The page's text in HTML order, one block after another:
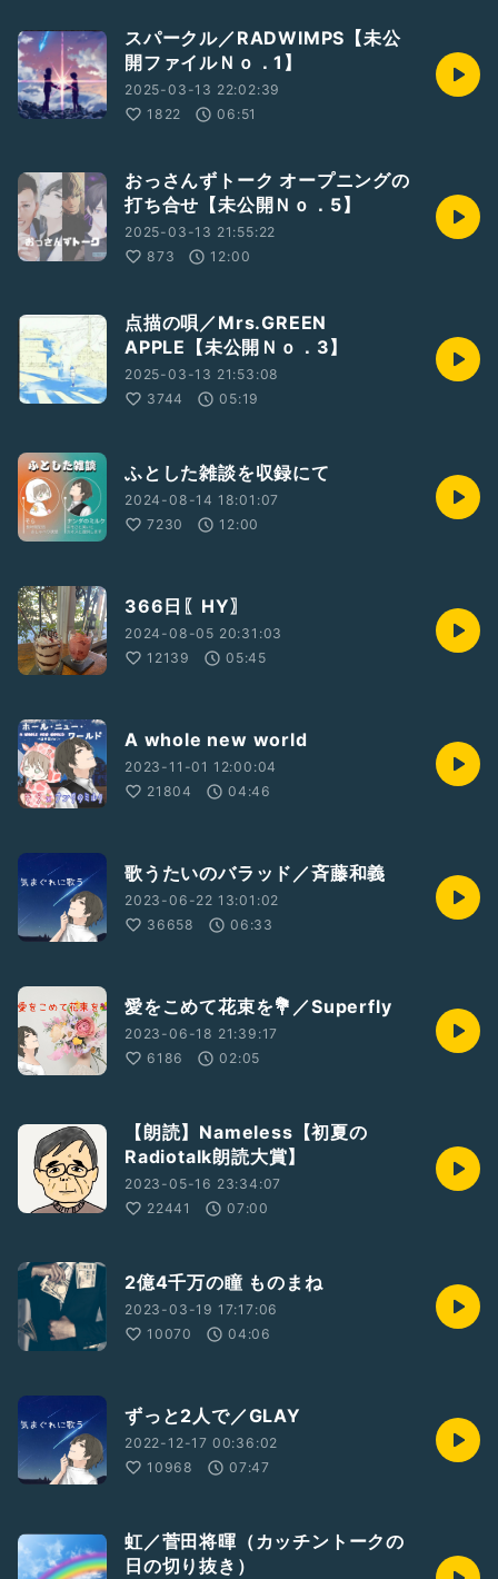
スパークル／RADWIMPS【未公
開ファイルＮｏ．1】
2025-03-13 22:02:39
1822
06:51
おっさんずトーク オープニングの
打ち合せ【未公開Ｎｏ．5】
2025-03-13 21:55:22
873
12:00
点描の唄／Mrs.GREEN
APPLE【未公開Ｎｏ．3】
2025-03-13 21:53:08
3744
05:19
ふとした雑談を収録にて
2024-08-14 18:01:07
7230
12:00
366日〖HY〗
2024-08-05 20:31:03
12139
05:45
A whole new world
2023-11-01 12:00:04
21804
04:46
歌うたいのバラッド／斉藤和義
2023-06-22 13:01:02
36658
06:33
愛をこめて花束を💐／Superfly
2023-06-18 21:39:17
6186
02:05
【朗読】Nameless【初夏の
Radiotalk朗読大賞】
2023-05-16 23:34:07
22441
07:00
2億4千万の瞳 ものまね
2023-03-19 17:17:06
10070
04:06
ずっと2人で／GLAY
2022-12-17 00:36:02
10968
07:47
虹／菅田将暉（カッチントークの
日の切り抜き）